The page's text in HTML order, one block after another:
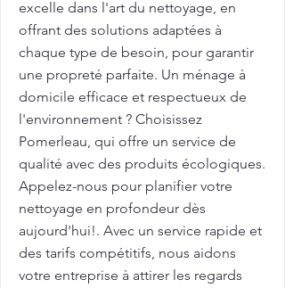
excelle dans l'art du nettoyage, en
offrant des solutions adaptées à
chaque type de besoin, pour garantir
une propreté parfaite. Un ménage à
domicile efficace et respectueux de
l'environnement ? Choisissez
Pomerleau, qui offre un service de
qualité avec des produits écologiques.
Appelez-nous pour planifier votre
nettoyage en profondeur dès
aujourd'hui!. Avec un service rapide et
des tarifs compétitifs, nous aidons
votre entreprise à attirer les regards